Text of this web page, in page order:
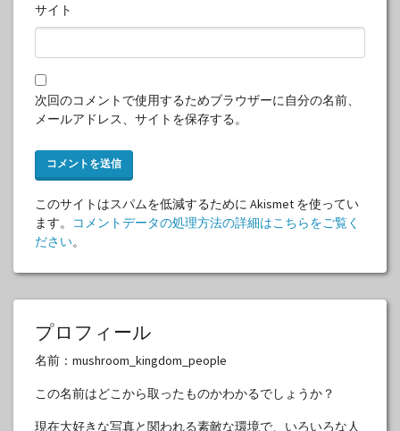
サイト
次回のコメントで使用するためブラウザーに自分の名前、
メールアドレス、サイトを保存する。
このサイトはスパムを低減するために Akismet を使ってい
ます。
コメントデータの処理方法の詳細はこちらをご覧く
ださい。
プロフィール
名前：mushroom_kingdom_people
この名前はどこから取ったものかわかるでしょうか？
現在大好きな写真と関われる素敵な環境で、いろいろな人